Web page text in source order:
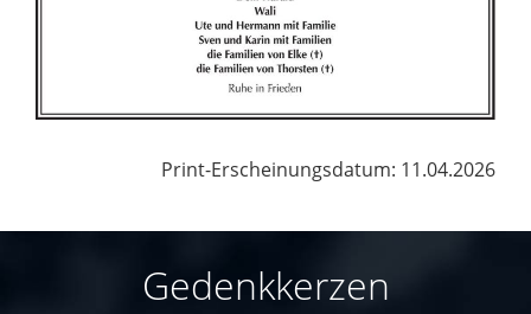
Print-Erscheinungsdatum: 11.04.2026
Gedenkkerzen